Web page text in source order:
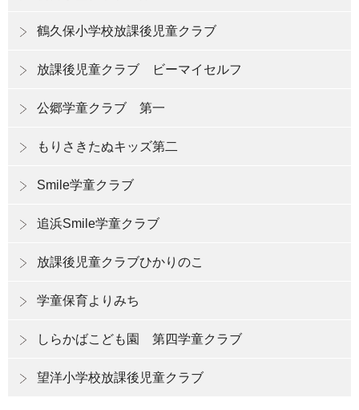
鶴久保小学校放課後児童クラブ
放課後児童クラブ ビーマイセルフ
公郷学童クラブ 第一
もりさきたぬキッズ第二
Smile学童クラブ
追浜Smile学童クラブ
放課後児童クラブひかりのこ
学童保育よりみち
しらかばこども園 第四学童クラブ
望洋小学校放課後児童クラブ